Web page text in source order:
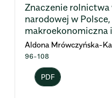
Znaczenie rolnictwa
narodowej w
makroekonomiczna
Aldona Mrówczyńska-
96-108
PDF